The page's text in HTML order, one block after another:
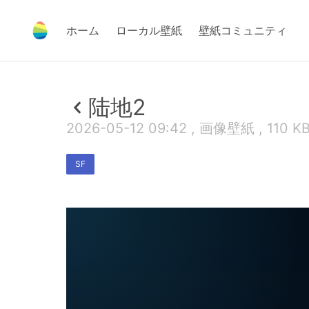
ホーム ローカル壁紙 壁紙コミュニティ
陆地2
2026-05-12 09:42 , 画像壁紙 , 110
SF